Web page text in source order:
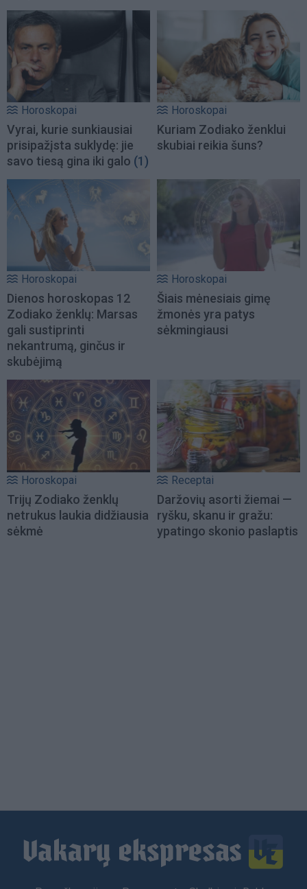
Horoskopai
Vyrai, kurie sunkiausiai
prisipažįsta suklydę: jie
savo tiesą gina iki galo (1)
Horoskopai
Kuriam Zodiako ženklui
skubiai reikia šuns?
Horoskopai
Dienos horoskopas 12
Zodiako ženklų: Marsas
gali sustiprinti
nekantrumą, ginčus ir
skubėjimą
Horoskopai
Šiais mėnesiais gimę
žmonės yra patys
sėkmingiausi
Horoskopai
Trijų Zodiako ženklų
netrukus laukia didžiausia
sėkmė
Receptai
Daržovių asorti žiemai —
ryšku, skanu ir gražu:
ypatingo skonio paslaptis